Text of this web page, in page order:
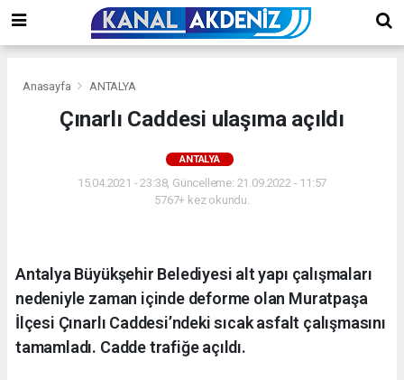
Anasayfa ANTALYA
Çınarlı Caddesi ulaşıma açıldı
ANTALYA
15.04.2021 - 23:38, Güncelleme: 21.09.2022 - 11:57
5767+ kez okundu.
Antalya Büyükşehir Belediyesi alt yapı çalışmaları
nedeniyle zaman içinde deforme olan Muratpaşa
İlçesi Çınarlı Caddesi’ndeki sıcak asfalt çalışmasını
tamamladı. Cadde trafiğe açıldı.